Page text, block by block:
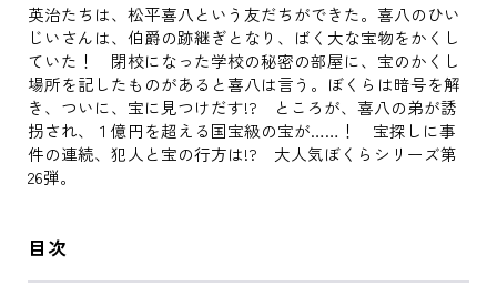
英治たちは、松平喜八という友だちができた。喜八のひい
じいさんは、伯爵の跡継ぎとなり、ばく大な宝物をかくし
ていた！ 閉校になった学校の秘密の部屋に、宝のかくし
場所を記したものがあると喜八は言う。ぼくらは暗号を解
き、ついに、宝に見つけだす!? ところが、喜八の弟が誘
拐され、１億円を超える国宝級の宝が……！ 宝探しに事
件の連続、犯人と宝の行方は!? 大人気ぼくらシリーズ第
26弾。
目次